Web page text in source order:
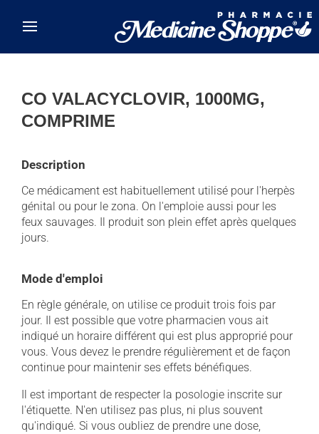
CO VALACYCLOVIR, 1000MG,
COMPRIME
Description
Ce médicament est habituellement utilisé pour l'herpès
génital ou pour le zona. On l'emploie aussi pour les
feux sauvages. Il produit son plein effet après quelques
jours.
Mode d'emploi
En règle générale, on utilise ce produit trois fois par
jour. Il est possible que votre pharmacien vous ait
indiqué un horaire différent qui est plus approprié pour
vous. Vous devez le prendre régulièrement et de façon
continue pour maintenir ses effets bénéfiques.
Il est important de respecter la posologie inscrite sur
l'étiquette. N'en utilisez pas plus, ni plus souvent
qu'indiqué. Si vous oubliez de prendre une dose,